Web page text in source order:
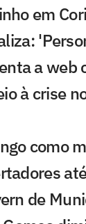
em
a web
à crise
como
de